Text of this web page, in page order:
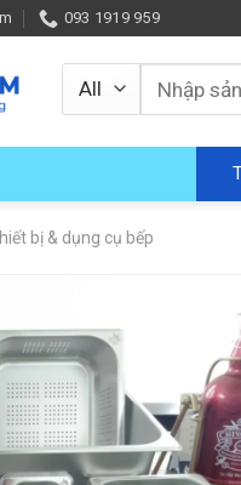
093 1919 959
Tìm
kiếm:
bị & dụng cụ bếp